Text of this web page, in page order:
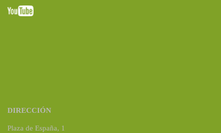
DIRECCIÓN
Plaza de España, 1